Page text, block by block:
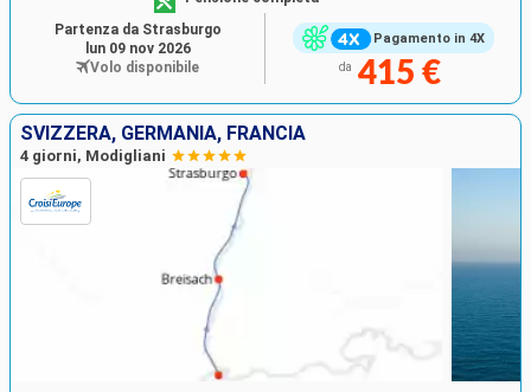
Pagamento in 4X
da 415 €
Partenza da Strasburgo
lun 09 nov 2026
Volo disponibile
SVIZZERA, GERMANIA, FRANCIA
4 giorni, Modigliani